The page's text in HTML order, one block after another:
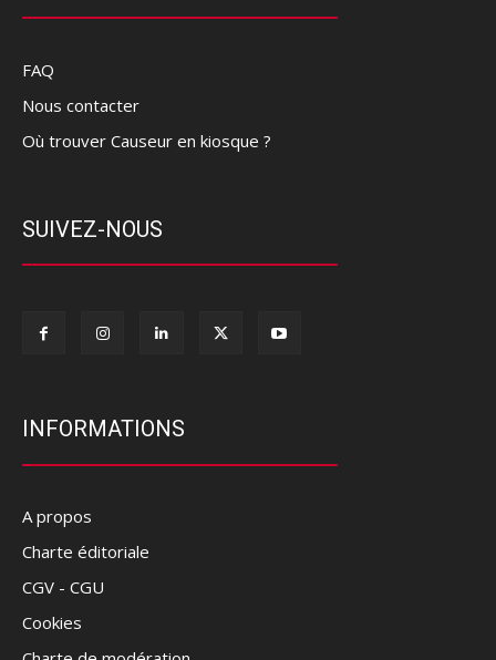
FAQ
Nous contacter
Où trouver Causeur en kiosque ?
SUIVEZ-NOUS
INFORMATIONS
A propos
Charte éditoriale
CGV - CGU
Cookies